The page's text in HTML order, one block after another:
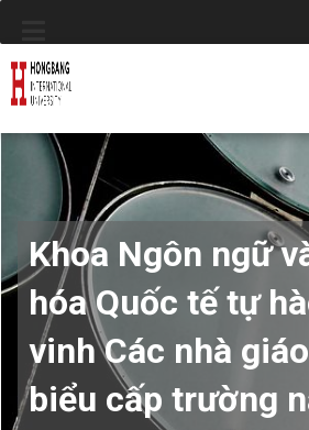
Khoa Ngôn ngữ
hóa Quốc tế tự
vinh Các nhà
biểu cấp trường